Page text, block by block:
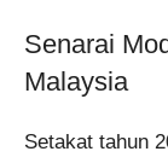
Senarai
Malaysia
Setakat tahun